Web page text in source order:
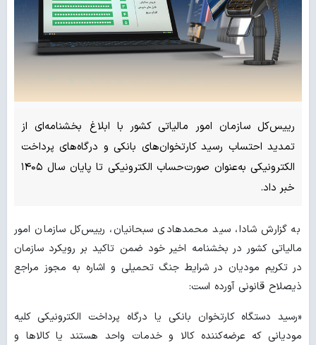
رییس‌کل سازمان امور مالیاتی کشور با ابلاغ بخشنامه‌ای از
تمدید احتساب رسید کارتخوان‌های بانکی و درگاه‌های پرداخت
الکترونیکی به‌عنوان صورت‌حساب الکترونیکی تا پایان سال ۱۴۰۵
خبر داد.
به گزارش شادا، سید محمدهادی سبحانیان، رییس‌کل سازمان امور
مالیاتی کشور در بخشنامه اخیر خود ضمن تاکید بر رویکرد سازمان
در تکریم مودیان در شرایط جنگ تحمیلی و اشاره به مجوز مراجع
ذیصلاح قانونی آورده است:
«رسید دستگاه کارتخوان بانکی یا درگاه پرداخت الکترونیکی کلیه
مودیانی که عرضه‌کننده کالا و خدمات واحد هستند یا کالاها و